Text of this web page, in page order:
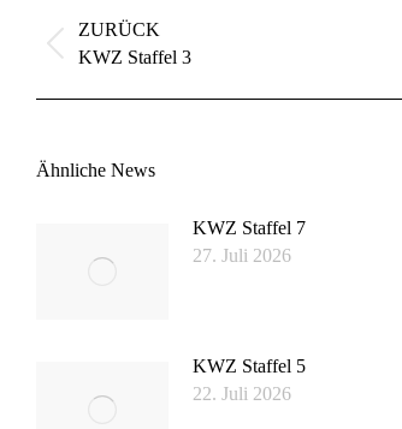
ZURÜCK
Vorheriger
KWZ Staffel 3
Ähnliche News
KWZ Staffel 7
27. Juli 2026
KWZ Staffel 5
22. Juli 2026